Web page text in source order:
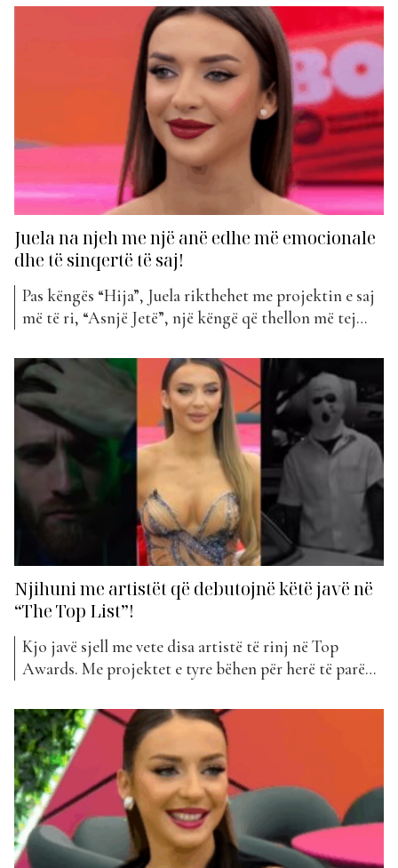
banorët kanë sjellë jashtë saj. Shumë prej tyre kanë
qenë të lidhur ngushtë me muzikën, duke publikuar
këngë që kanë reflektuar emocionet, historitë dhe
Juela na njeh me një anë edhe më emocionale
dhe të sinqertë të saj!
Pas këngës “Hija”, Juela rikthehet me projektin e saj
më të ri, “Asnjë Jetë”, një këngë që thellon më tej
vjen në një moment të veçantë, teksa Juela po
vazhdon eksperiencën e saj në “Big Brother VIP
Albania 5”, duke e bërë...
Njihuni me artistët që debutojnë këtë javë në
“The Top List”!
Kjo javë sjell me vete disa artistë të rinj në Top
Awards. Me projektet e tyre bëhen për herë të parë
Laç dhe e rritur jashtë Shqipërisë, në Milano, Juela
vjen nga një familje shqiptare shumë e lidhur,...